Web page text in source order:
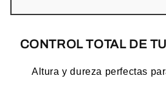
CONTROL TOTAL DE
Altura y dureza perfectas